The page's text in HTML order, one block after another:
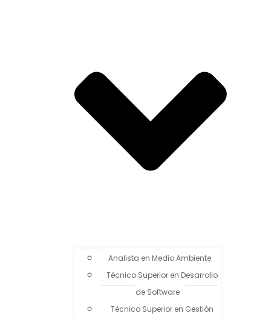
Analista en Medio Ambiente
Técnico Superior en Desarrollo
de Software
Técnico Superior en Gestión